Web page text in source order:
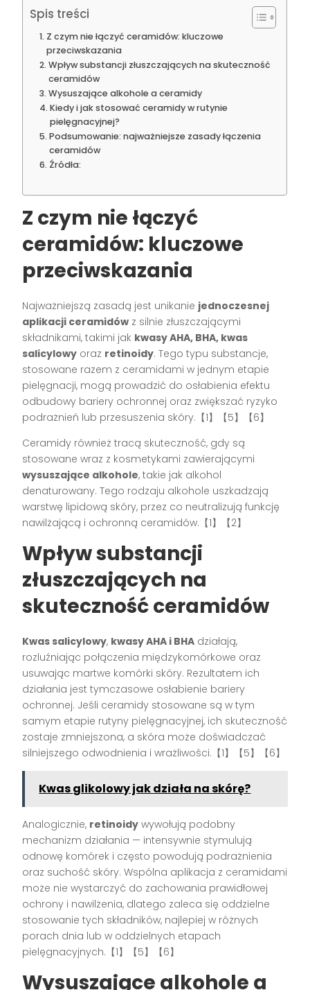
Spis treści
Z czym nie łączyć ceramidów: kluczowe
przeciwskazania
Wpływ substancji złuszczających na skuteczność
ceramidów
Wysuszające alkohole a ceramidy
Kiedy i jak stosować ceramidy w rutynie
pielęgnacyjnej?
Podsumowanie: najważniejsze zasady łączenia
ceramidów
Źródła:
Z czym nie łączyć
ceramidów: kluczowe
przeciwskazania
Najważniejszą zasadą jest unikanie jednoczesnej
aplikacji ceramidów z silnie złuszczającymi
składnikami, takimi jak kwasy AHA, BHA, kwas
salicylowy oraz retinoidy. Tego typu substancje,
stosowane razem z ceramidami w jednym etapie
pielęgnacji, mogą prowadzić do osłabienia efektu
odbudowy bariery ochronnej oraz zwiększać ryzyko
podrażnień lub przesuszenia skóry.【1】【5】【6】
Ceramidy również tracą skuteczność, gdy są
stosowane wraz z kosmetykami zawierającymi
wysuszające alkohole, takie jak alkohol
denaturowany. Tego rodzaju alkohole uszkadzają
warstwę lipidową skóry, przez co neutralizują funkcję
nawilżającą i ochronną ceramidów.【1】【2】
Wpływ substancji
złuszczających na
skuteczność ceramidów
Kwas salicylowy, kwasy AHA i BHA działają,
rozluźniając połączenia międzykomórkowe oraz
usuwając martwe komórki skóry. Rezultatem ich
działania jest tymczasowe osłabienie bariery
ochronnej. Jeśli ceramidy stosowane są w tym
samym etapie rutyny pielęgnacyjnej, ich skuteczność
zostaje zmniejszona, a skóra może doświadczać
silniejszego odwodnienia i wrażliwości.【1】【5】【6】
Kwas glikolowy jak działa na skórę?
Analogicznie, retinoidy wywołują podobny
mechanizm działania — intensywnie stymulują
odnowę komórek i często powodują podrażnienia
oraz suchość skóry. Wspólna aplikacja z ceramidami
może nie wystarczyć do zachowania prawidłowej
ochrony i nawilżenia, dlatego zaleca się oddzielne
stosowanie tych składników, najlepiej w różnych
porach dnia lub w oddzielnych etapach
pielęgnacyjnych.【1】【5】【6】
Wysuszające alkohole a